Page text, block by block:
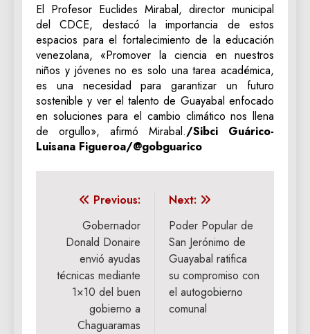
​El Profesor Euclides Mirabal, director municipal
del CDCE, destacó la importancia de estos
espacios para el fortalecimiento de la educación
venezolana, «Promover la ciencia en nuestros
niños y jóvenes no es solo una tarea académica,
es una necesidad para garantizar un futuro
sostenible y ver el talento de Guayabal enfocado
en soluciones para el cambio climático nos llena
de orgullo», afirmó Mirabal./Sibci Guárico-
Luisana Figueroa/@gobguarico
Navegación
entradas
Previous:
Gobernador
Donald Donaire
envió ayudas
técnicas mediante
1×10 del buen
gobierno a
Chaguaramas
Next:
​Poder Popular de
San Jerónimo de
Guayabal ratifica
su compromiso con
el autogobierno
comunal